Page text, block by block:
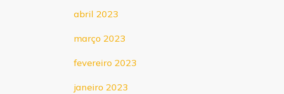
abril 2023
março 2023
fevereiro 2023
janeiro 2023